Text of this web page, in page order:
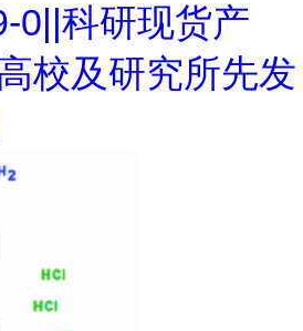
0||科研现货产
校及研究所先发